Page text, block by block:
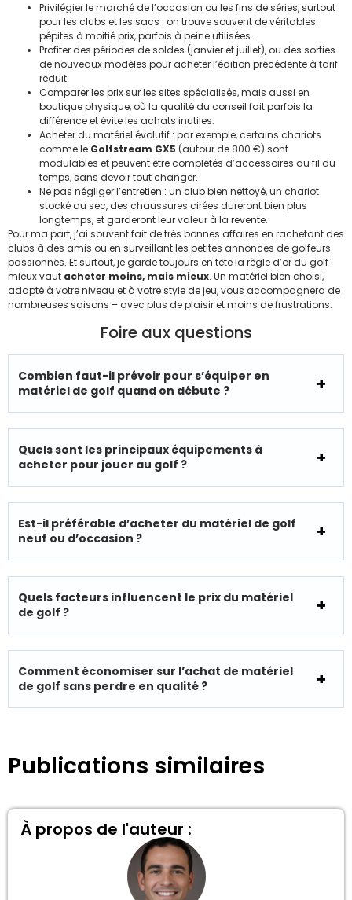
Privilégier le marché de l’occasion ou les fins de séries, surtout
pour les clubs et les sacs : on trouve souvent de véritables
pépites à moitié prix, parfois à peine utilisées.
Profiter des périodes de soldes (janvier et juillet), ou des sorties
de nouveaux modèles pour acheter l’édition précédente à tarif
réduit.
Comparer les prix sur les sites spécialisés, mais aussi en
boutique physique, où la qualité du conseil fait parfois la
différence et évite les achats inutiles.
Acheter du matériel évolutif : par exemple, certains chariots
comme le Golfstream GX5 (autour de 800 €) sont
modulables et peuvent être complétés d’accessoires au fil du
temps, sans devoir tout changer.
Ne pas négliger l’entretien : un club bien nettoyé, un chariot
stocké au sec, des chaussures cirées dureront bien plus
longtemps, et garderont leur valeur à la revente.
Pour ma part, j’ai souvent fait de très bonnes affaires en rachetant des
clubs à des amis ou en surveillant les petites annonces de golfeurs
passionnés. Et surtout, je garde toujours en tête la règle d’or du golf :
mieux vaut acheter moins, mais mieux. Un matériel bien choisi,
adapté à votre niveau et à votre style de jeu, vous accompagnera de
nombreuses saisons – avec plus de plaisir et moins de frustrations.
Foire aux questions
Combien faut-il prévoir pour s’équiper en
matériel de golf quand on débute ?
Quels sont les principaux équipements à
acheter pour jouer au golf ?
Est-il préférable d’acheter du matériel de golf
neuf ou d’occasion ?
Quels facteurs influencent le prix du matériel
de golf ?
Comment économiser sur l’achat de matériel
de golf sans perdre en qualité ?
Publications similaires
À propos de l'auteur :